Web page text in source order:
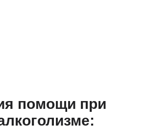
помощи при